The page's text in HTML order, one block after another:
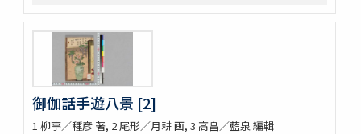
御伽話手遊八景 [2]
1 柳亭／種彦 著, 2 尾形／月耕 画, 3 高畠／藍泉 編輯